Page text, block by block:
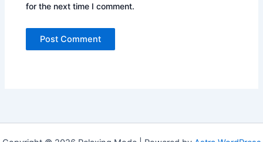
for the next time I comment.